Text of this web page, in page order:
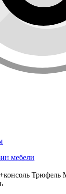
мебели
Трюфель